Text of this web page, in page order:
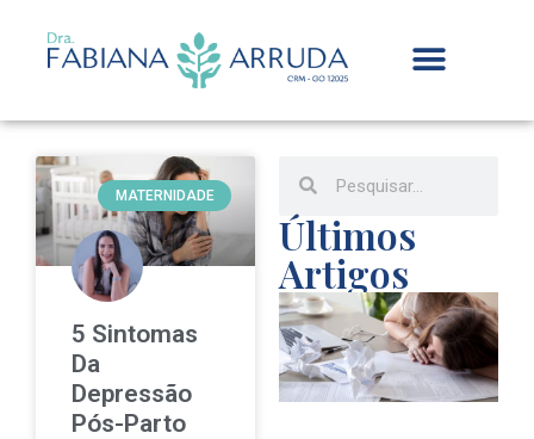
MATERNIDADE
5 Sintomas
Da
Depressão
Pós-Parto
Últimos
Artigos